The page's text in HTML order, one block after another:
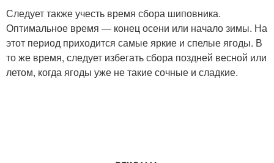
Следует также учесть время сбора шиповника.
Оптимальное время — конец осени или начало зимы. На
этот период приходится самые яркие и спелые ягоды. В
то же время, следует избегать сбора поздней весной или
летом, когда ягоды уже не такие сочные и сладкие.